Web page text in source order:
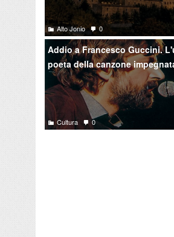
Alto Jonio 0
Addio a Francesco Guccini.
poeta della canzone
Cultura 0